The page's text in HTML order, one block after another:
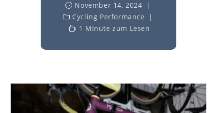
November 14, 2024
Cycling Performance
1 Minute zum Lesen